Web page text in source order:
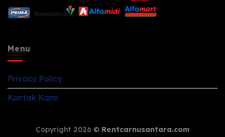
Menu
Privacy Policy
Kontak Kami
Copyright 2026 © Rentcarnusantara.com